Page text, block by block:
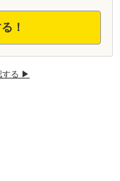
！
する ▶︎